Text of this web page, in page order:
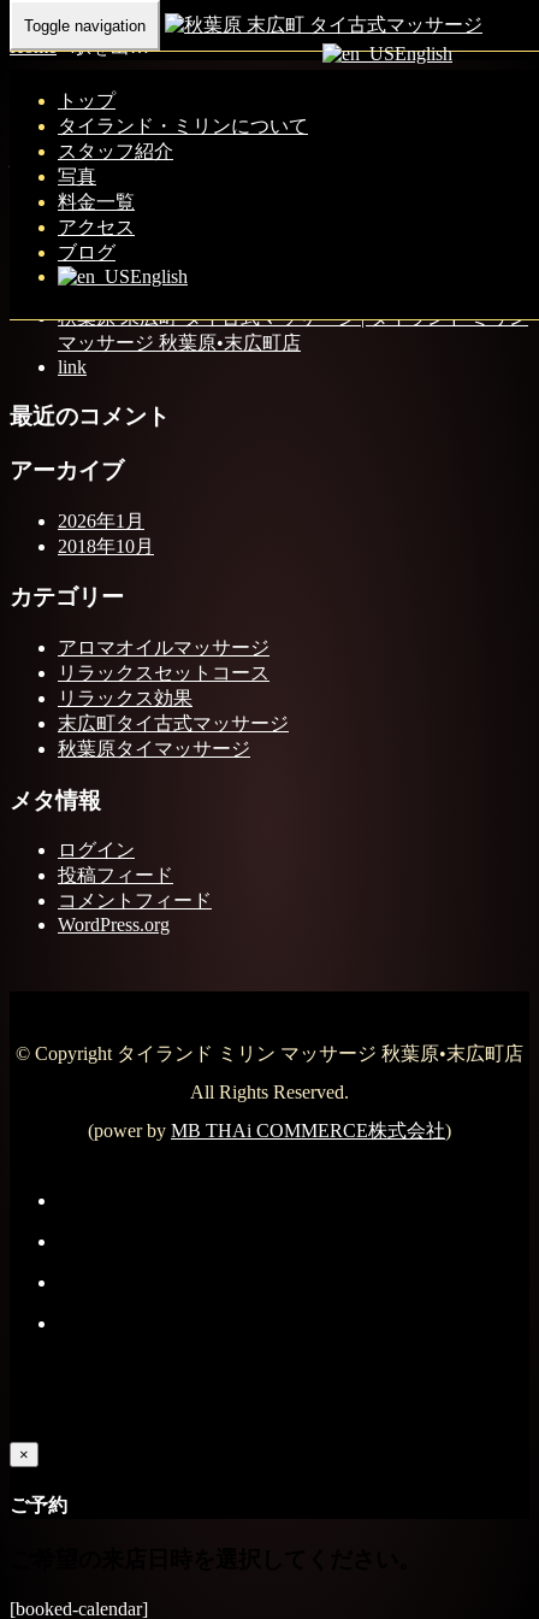
English
Toggle navigation
トップ
タイランド・ミリンについて
スタッフ紹介
写真
料金一覧
アクセス
ブログ
English
Home-駅を出…
駅を出てから、左側へ向かってください。
最近の投稿
秋葉原 末広町 タイ古式マッサージ | タイランド ミリン
マッサージ 秋葉原•末広町店
link
最近のコメント
アーカイブ
2026年1月
2018年10月
カテゴリー
アロマオイルマッサージ
リラックスセットコース
リラックス効果
末広町タイ古式マッサージ
秋葉原タイマッサージ
メタ情報
ログイン
投稿フィード
コメントフィード
WordPress.org
© Copyright タイランド ミリン マッサージ 秋葉原•末広町店
All Rights Reserved.
(power by MB THAi COMMERCE株式会社)
×
ご予約
[booked-calendar]